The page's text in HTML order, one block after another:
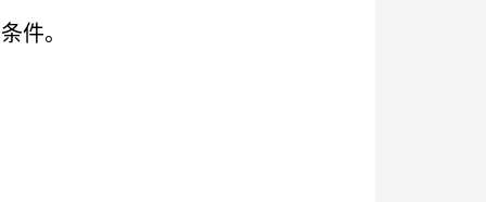
件。